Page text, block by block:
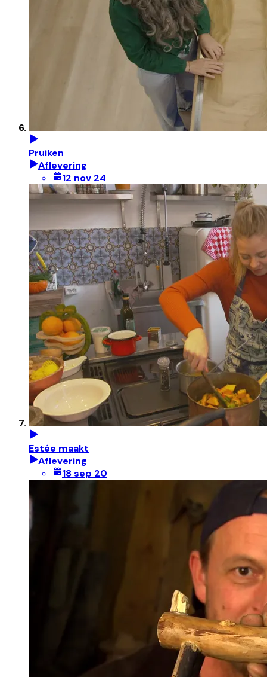
Pruiken
Aflevering
12 nov 24
Estée maakt
Aflevering
18 sep 20